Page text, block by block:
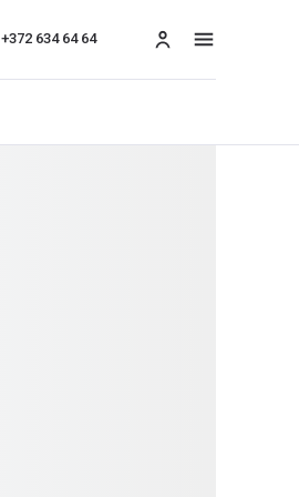
+372 634 64 64 menüü